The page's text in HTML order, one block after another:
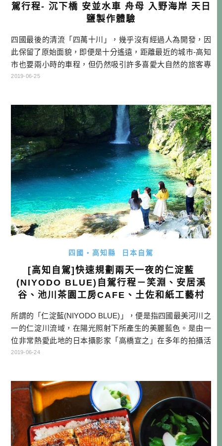
駕行程- 沉下橋 安並水車 舟母 入野海岸 天日
鹽製作體驗
四國最後的清流「四萬十川」，幾乎沒有經過人為開發，因
此保留了原始面貌，即便是十分遙遠，距離最近的城市-高知
市也要兩小時的車程，但仍然吸引許多喜愛大自然的旅客專
程前來。 因為四萬十川沒有在上游蓋水壩疏洪，所以夏季漲
特的橋。高知四萬十的這些沉下橋，可都還是「現役」，仍
作為居民日常使用的道路哦！ 幾 […]…
2019-06-25
四國・高知縣 日本自駕
[高知自駕]快速規劃兩天一夜的仁淀藍
(NIYODO BLUE)自駕行程－笑淵、安居溪
谷、池川茶園工房CAFE、土佐和紙工藝村
所謂的「仁淀藍(NIYODO BLUE)」，便是指四國最美河川之
一的仁淀川流域，在陽光照射下所產生的美麗藍色。是由一
位非常熱愛此地的日本攝影家「高橋宣之」在多年的拍攝活
動之後，為此地所下的註解，也出版了名為「NIYODO BLU
讓四萬十川專美於前，仁淀川也很適合深度玩家前往，因為
需要在陽光 […]…
2019-06-24